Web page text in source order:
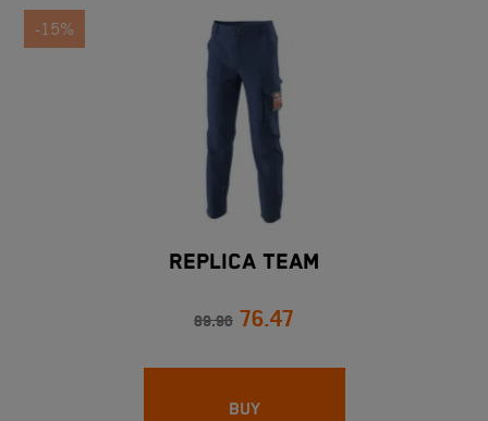
-15%
REPLICA TEAM
89.96 76.47
BUY